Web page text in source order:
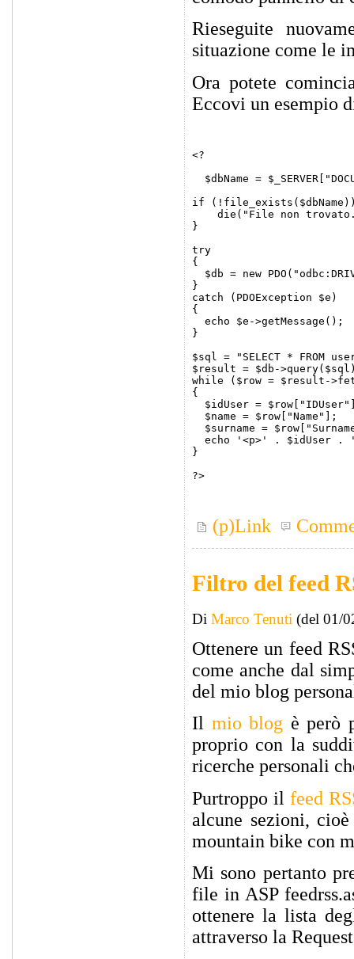
Rieseguite
situazione come le
Ora potete
Eccovi un esempio
<?
$dbName =
if
die("File non
}
try
{
$db = new
}
catch (PDOException $e)
{
  echo $e->getMessage();
}
$sql = "SELECT * FROM
$result = $db-
while ($row = $result-
{
$idUser =
  $name = $row["Name"];
$surname =
echo '<p>' . $idUser .
}
?>
(p)Link
Filtro del feed
Di Marco Tenuti (del 01/
Ottenere un feed
come anche dal
del mio blog
Il mio blog è però
proprio con la
ricerche personali
Purtroppo ilfeed
alcune sezioni,
mountain bike con
Mi sono pertanto
file in ASP
ottenere la lista
attraverso la